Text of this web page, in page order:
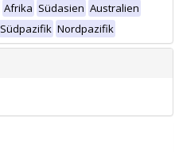
Afrika Südasien Australien
Südpazifik Nordpazifik